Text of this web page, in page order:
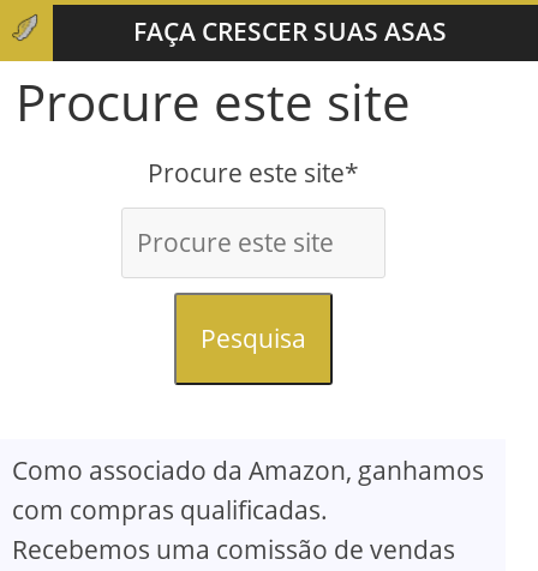
FAÇA CRESCER SUAS ASAS
Procure este site
Procure este site*
Pesquisa
Como associado da Amazon, ganhamos
com compras qualificadas.
Recebemos uma comissão de vendas